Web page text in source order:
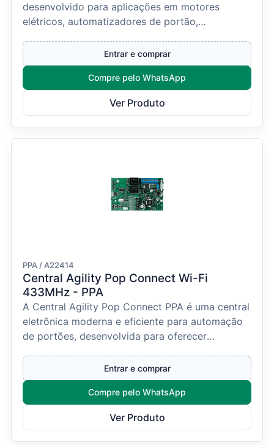
desenvolvido para aplicações em motores
elétricos, automatizadores de portão,
Entrar e comprar
Compre pelo WhatsApp
Ver Produto
PPA / A22414
Central Agility Pop Connect Wi-Fi
433MHz - PPA
A Central Agility Pop Connect PPA é uma central
eletrônica moderna e eficiente para automação
de portões, desenvolvida para oferecer
Entrar e comprar
Compre pelo WhatsApp
Ver Produto